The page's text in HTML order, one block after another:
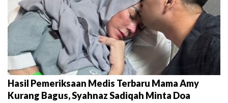
Hasil Pemeriksaan Medis Terbaru Mama Amy
Kurang Bagus, Syahnaz Sadiqah Minta Doa